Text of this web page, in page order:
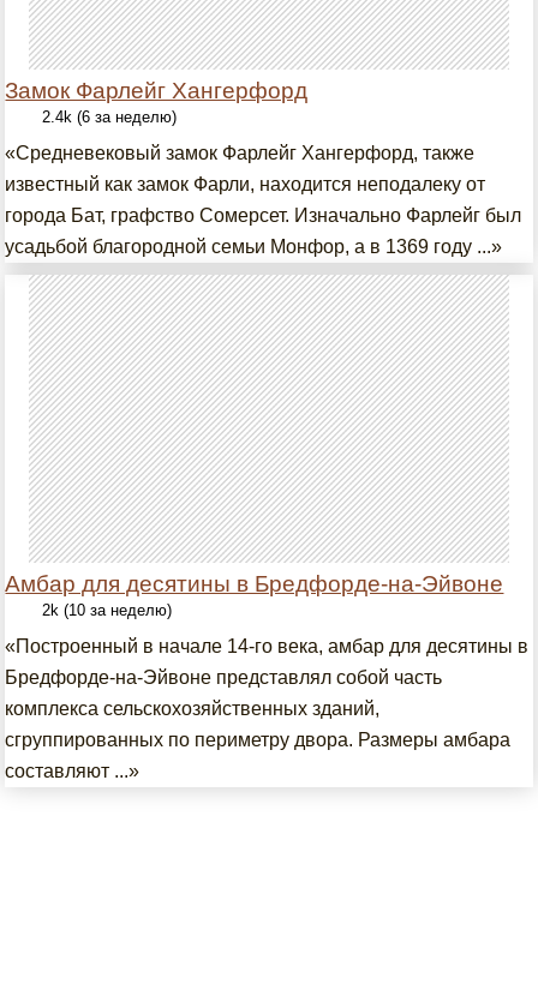
Замок Фарлейг Хангерфорд
2.4k (6 за неделю)
«Средневековый замок Фарлейг Хангерфорд, также
известный как замок Фарли, находится неподалеку от
города Бат, графство Сомерсет. Изначально Фарлейг был
усадьбой благородной семьи Монфор, а в 1369 году ...»
Амбар для десятины в Бредфорде-на-Эйвоне
2k (10 за неделю)
«Построенный в начале 14-го века, амбар для десятины в
Бредфорде-на-Эйвоне представлял собой часть
комплекса сельскохозяйственных зданий,
сгруппированных по периметру двора. Размеры амбара
составляют ...»